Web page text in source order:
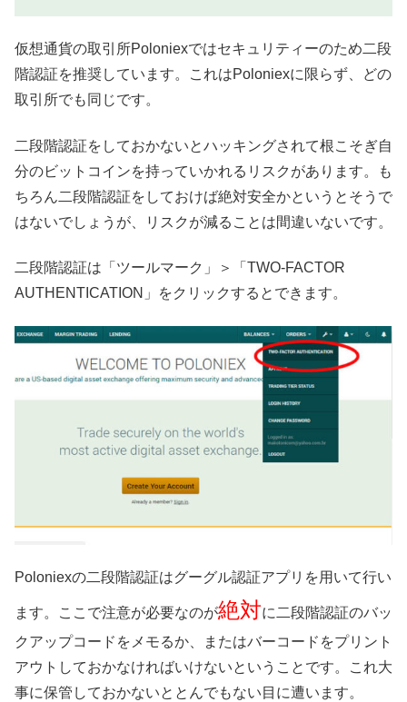
仮想通貨の取引所Poloniexではセキュリティーのため二段
階認証を推奨しています。これはPoloniexに限らず、どの
取引所でも同じです。
二段階認証をしておかないとハッキングされて根こそぎ自
分のビットコインを持っていかれるリスクがあります。も
ちろん二段階認証をしておけば絶対安全かというとそうで
はないでしょうが、リスクが減ることは間違いないです。
二段階認証は「ツールマーク」＞「TWO-FACTOR
AUTHENTICATION」をクリックするとできます。
Poloniexの二段階認証はグーグル認証アプリを用いて行い
ます。ここで注意が必要なのが絶対に二段階認証のバッ
クアップコードをメモるか、またはバーコードをプリント
アウトしておかなければいけないということです。これ大
事に保管しておかないととんでもない目に遭います。